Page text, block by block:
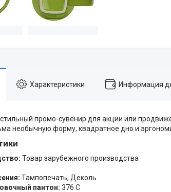
Характеристики Информация
промо-сувенир для акции или
необычную форму, квадратное дно и
Товар зарубежного производства
Тампопечать, Деколь
пантон: 376 C